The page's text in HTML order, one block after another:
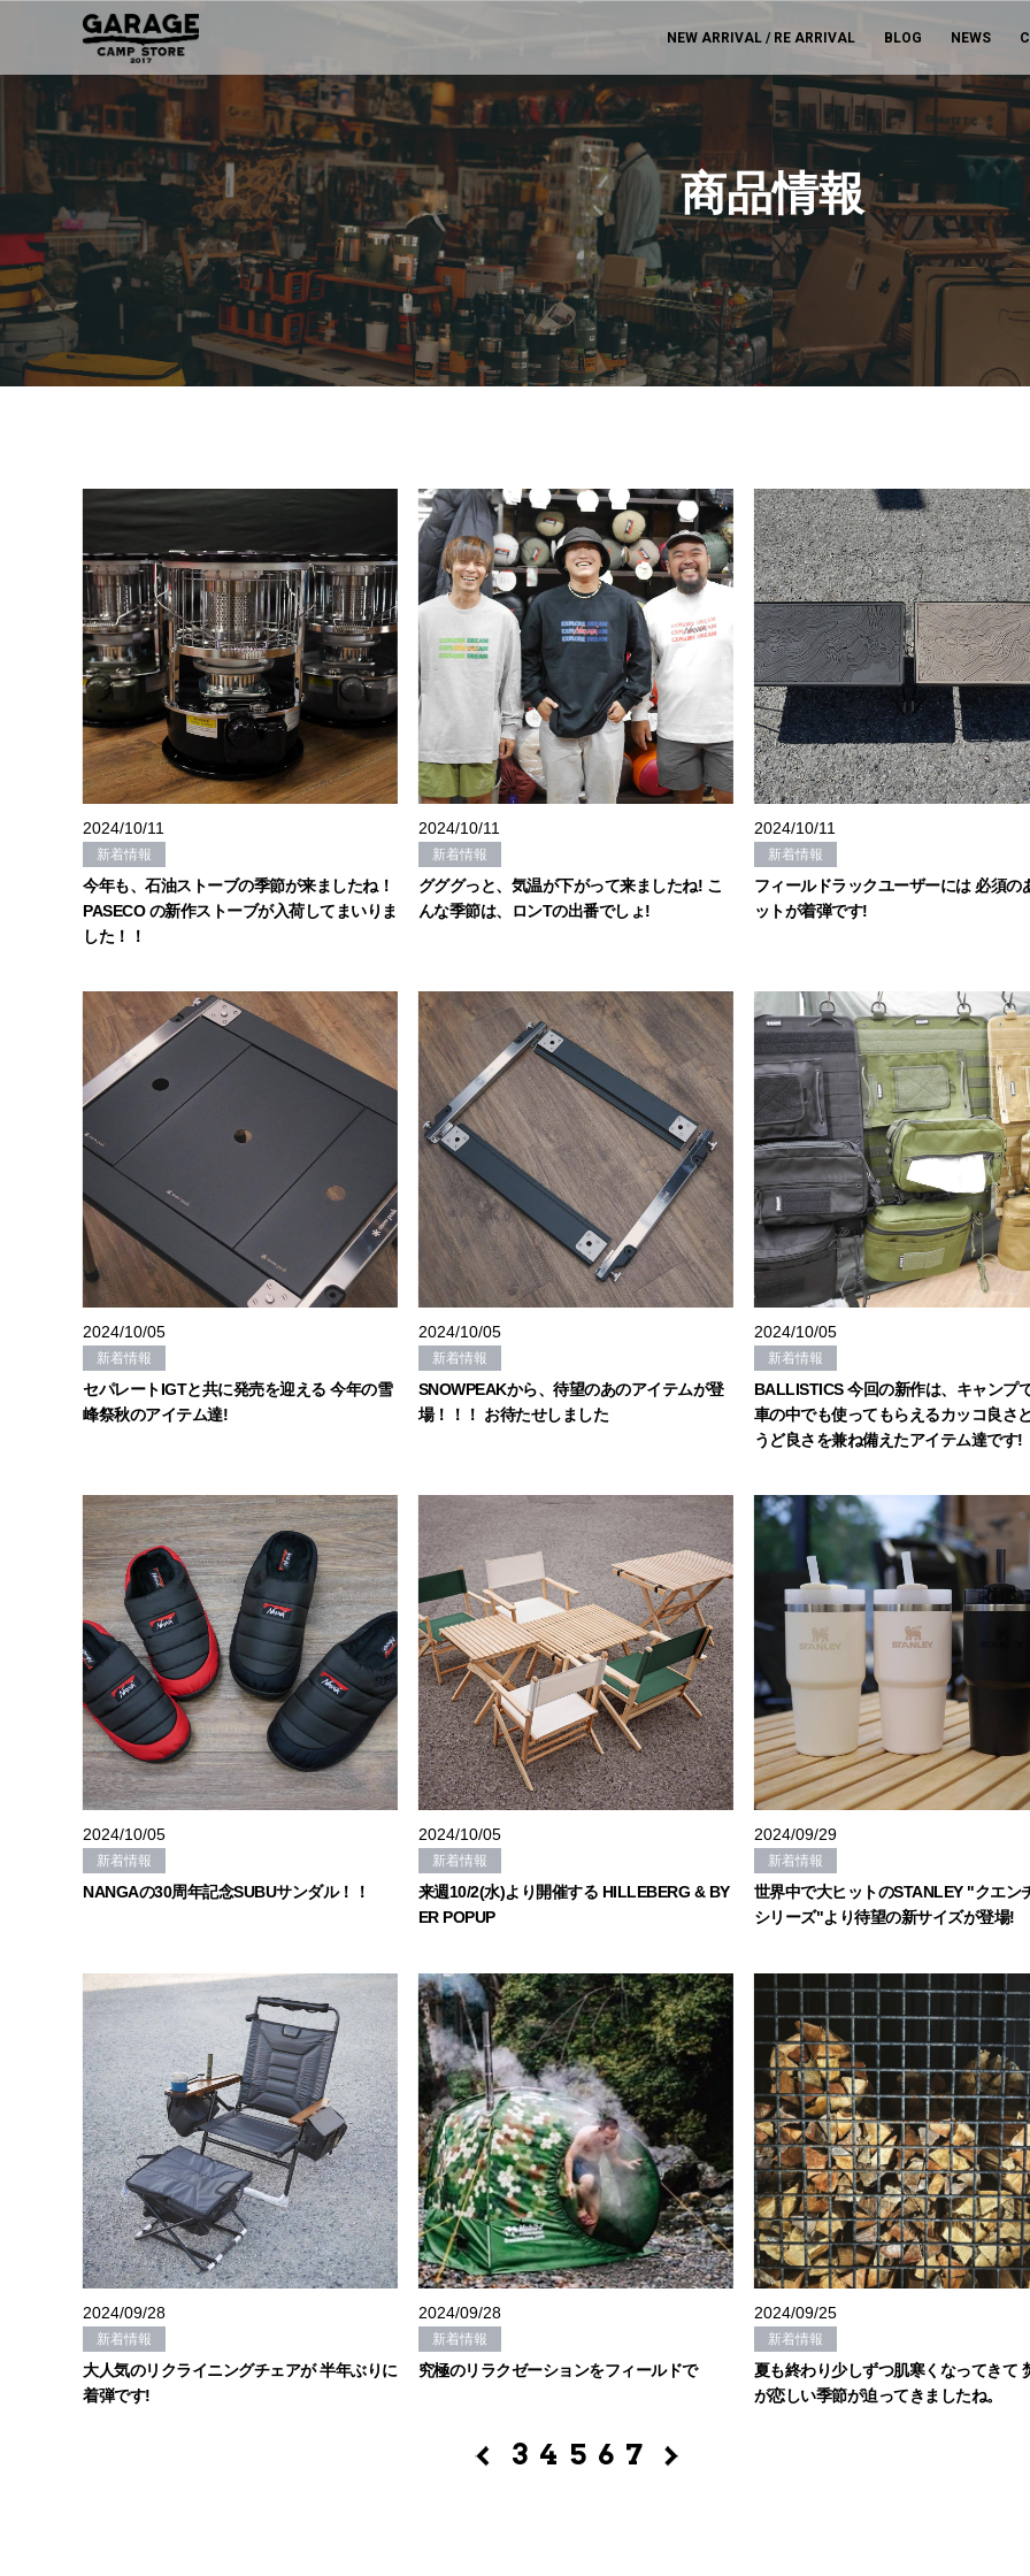
NEW ARRIVAL / RE ARRIVAL BLOG NEWS
商品情報
2024/10/11
新着情報
今年も、石油ストーブの季節が来ましたね！
PASECO の新作ストーブが入荷してまいりま
した！！
2024/10/11
新着情報
グググっと、気温が下がって来ましたね! こ
んな季節は、ロンTの出番でしょ!
2024/10/11
新着情報
フィールドラックユーザーには 必須の
ットが着弾です!
2024/10/05
新着情報
セパレートIGTと共に発売を迎える 今年の雪
峰祭秋のアイテム達!
2024/10/05
新着情報
SNOWPEAKから、待望のあのアイテムが登
場！！！ お待たせしました
2024/10/05
新着情報
BALLISTICS 今回の新作は、キャンプ
車の中でも使ってもらえるカッコ良さ
うど良さを兼ね備えたアイテム達です!
2024/10/05
新着情報
NANGAの30周年記念SUBUサンダル！！
2024/10/05
新着情報
来週10/2(水)より開催する HILLEBERG & BY
ER POPUP
2024/09/29
新着情報
世界中で大ヒットのSTANLEY "クエン
シリーズ"より待望の新サイズが登場!
2024/09/28
新着情報
大人気のリクライニングチェアが 半年ぶりに
着弾です!
2024/09/28
新着情報
究極のリラクゼーションをフィールドで
2024/09/25
新着情報
夏も終わり少しずつ肌寒くなってきて
が恋しい季節が迫ってきましたね。
3 4 5 6 7